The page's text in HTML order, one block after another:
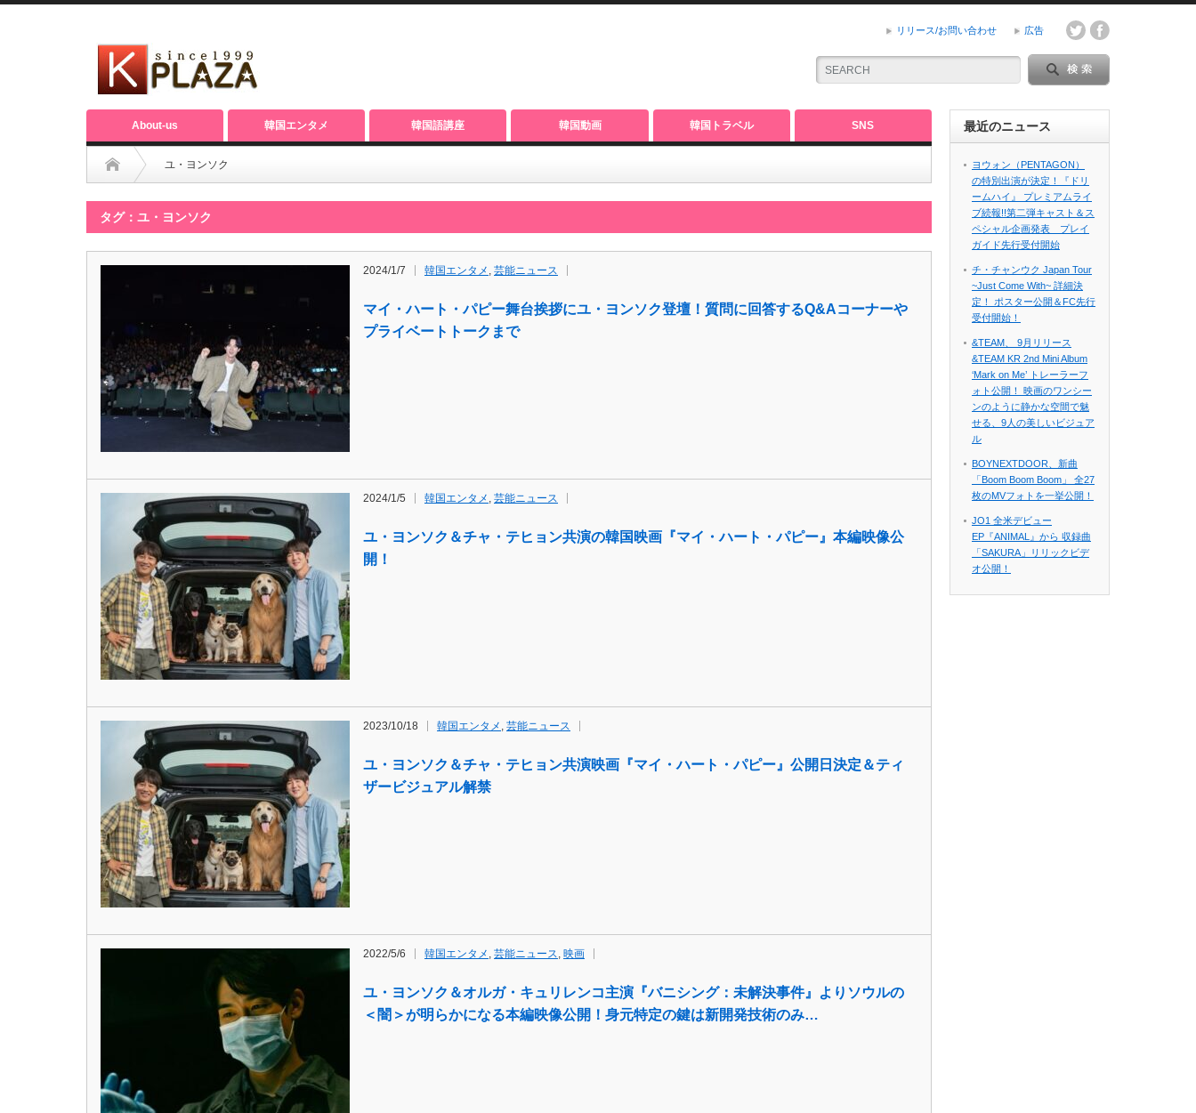
リリース/お問い合わせ 広告
About-us 韓国エンタメ 韓国語講座 韓国動画 韓国トラベル SNS
ユ・ヨンソク
タグ：ユ・ヨンソク
2024/1/7 韓国エンタメ , 芸能ニュース
マイ・ハート・パピー舞台挨拶にユ・ヨンソク登壇！質問に回答するQ&Aコーナーや
プライベートトークまで
2024/1/5 韓国エンタメ , 芸能ニュース
ユ・ヨンソク＆チャ・テヒョン共演の韓国映画『マイ・ハート・パピー』本編映像公
開！
2023/10/18 韓国エンタメ , 芸能ニュース
ユ・ヨンソク＆チャ・テヒョン共演映画『マイ・ハート・パピー』公開日決定＆ティ
ザービジュアル解禁
2022/5/6 韓国エンタメ , 芸能ニュース, 映画
ユ・ヨンソク＆オルガ・キュリレンコ主演『バニシング：未解決事件』よりソウルの
＜闇＞が明らかになる本編映像公開！身元特定の鍵は新開発技術のみ…
最近のニュース
ヨウォン（PENTAGON）
の特別出演が決定！『ドリ
ームハイ』 プレミアムライ
ブ続報!!第二弾キャスト＆ス
ペシャル企画発表 プレイ
ガイド先行受付開始
チ・チャンウク Japan Tour
~Just Come With~ 詳細決
定！ ポスター公開＆FC先行
受付開始！
&TEAM、 9月リリース
&TEAM KR 2nd Mini Album
‘Mark on Me’ トレーラーフ
ォト公開！ 映画のワンシー
ンのように静かな空間で魅
せる、9人の美しいビジュア
ル
BOYNEXTDOOR、新曲
「Boom Boom Boom」 全27
枚のMVフォトを一挙公開！
JO1 全米デビュー
EP『ANIMAL』から 収録曲
「SAKURA」リリックビデ
オ公開！